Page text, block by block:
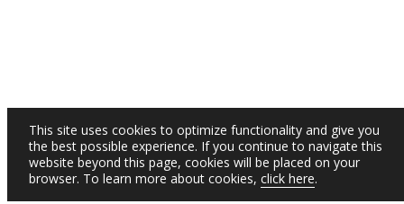
This site uses cookies to optimize functionality and give you
the best possible experience. If you continue to navigate this
website beyond this page, cookies will be placed on your
browser. To learn more about cookies, click here.